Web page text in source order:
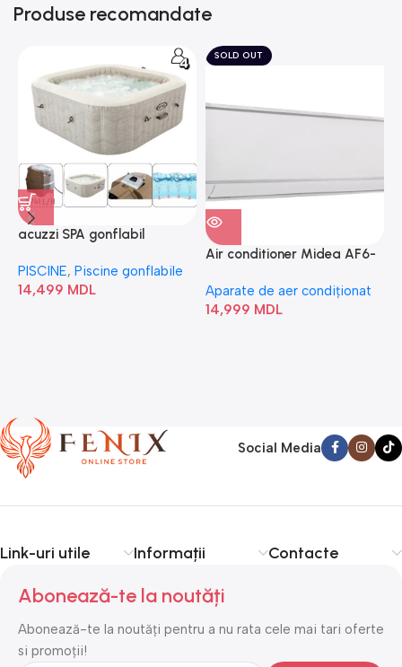
Produse recomandate
acuzzi SPA gonflabil
Bubble” 28446
PISCINE, Piscine gonflabile
14,499 MDL
SOLD OUT
Air conditioner Midea AF6-
Aparate de aer condiționat
14,999 MDL
Social Media
Link-uri utile Informații Contacte
Abonează-te la noutăți
Abonează-te la noutăți pentru a nu rata cele mai tari oferte
si promoții!